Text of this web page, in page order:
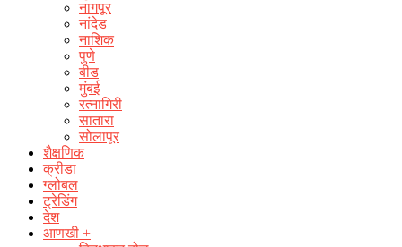
नागपूर
नांदेड
नाशिक
पुणे
बीड
मुंबई
रत्नागिरी
सातारा
सोलापूर
शैक्षणिक
क्रीडा
ग्लोबल
ट्रेडिंग
देश
आणखी +